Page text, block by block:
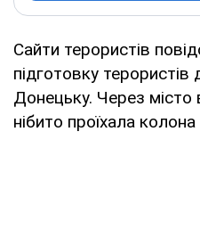
Сайти терористів
підготовку терористів
Донецьку. Через місто
нібито проїхала колона